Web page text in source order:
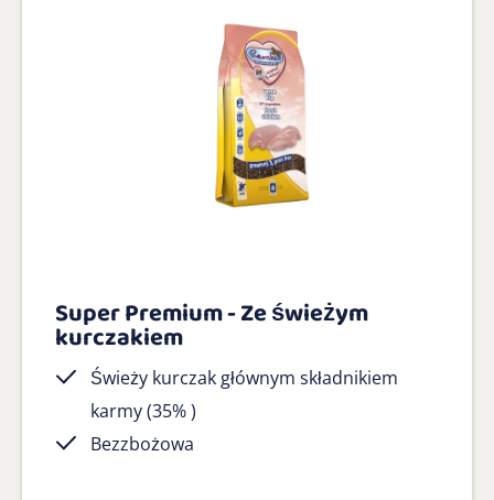
Super Premium - Ze świeżym
kurczakiem
Świeży kurczak głównym składnikiem
karmy (35% )
Bezzbożowa